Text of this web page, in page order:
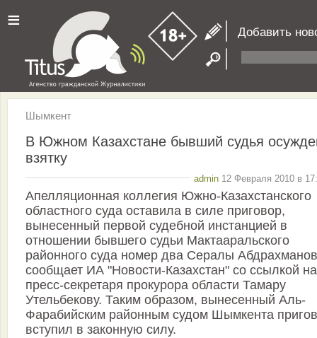
≡ Добавить
Шымкент
В Южном Казахстане бывший судья
взятку
admin 12 Февраля 2010 в
Апелляционная коллегия Южно-Казахстанского
областного суда оставила в силе приговор,
вынесенный первой судебной инстанцией в
отношении бывшего судьи Мактааральского
районного суда номер два Сералы
сообщает ИА "Новости-Казахстан" со ссылкой на
пресс-секретаря прокурора области Тамару
Утельбекову. Таким образом, вынесенный Аль-
Фарабийским районным судом Шымкента
вступил в законную силу.